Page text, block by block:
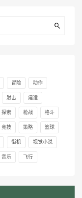
冒险 动作
射击 建造
探索 枪战 格斗
竞技 策略 篮球
街机 视觉小说
音乐 飞行